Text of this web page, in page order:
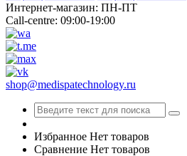
Интернет-магазин: ПН-ПТ
Call-centre: 09:00-19:00
shop@medispatechnology.ru
Избранное Нет товаров
Сравнение Нет товаров